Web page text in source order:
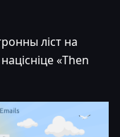
ліст на
«Then